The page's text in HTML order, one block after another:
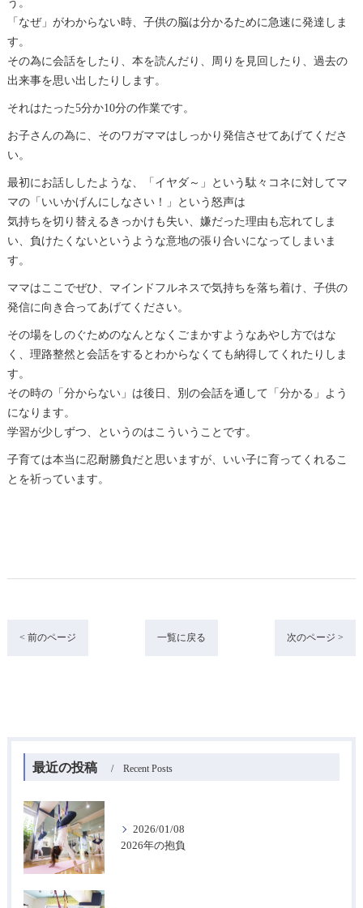
う。
「なぜ」がわからない時、子供の脳は分かるために急速に発達しま
す。
その為に会話をしたり、本を読んだり、周りを見回したり、過去の
出来事を思い出したりします。
それはたった5分か10分の作業です。
お子さんの為に、そのワガママはしっかり発信させてあげてくださ
い。
最初にお話ししたような、「イヤダ～」という駄々コネに対してマ
マの「いいかげんにしなさい！」という怒声は
気持ちを切り替えるきっかけも失い、嫌だった理由も忘れてしま
い、負けたくないというような意地の張り合いになってしまいま
す。
ママはここでぜひ、マインドフルネスで気持ちを落ち着け、子供の
発信に向き合ってあげてください。
その場をしのぐためのなんとなくごまかすようなあやし方ではな
く、理路整然と会話をするとわからなくても納得してくれたりしま
す。
その時の「分からない」は後日、別の会話を通して「分かる」よう
になります。
学習が少しずつ、というのはこういうことです。
子育ては本当に忍耐勝負だと思いますが、いい子に育ってくれるこ
とを祈っています。
< 前のページ 一覧に戻る 次のページ >
最近の投稿 Recent Posts
2026/01/08
2026年の抱負